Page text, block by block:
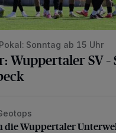
Sonntag ab 15 Uhr
Wuppertaler SV –
Wuppertaler Unterwelt
die Wuppertaler